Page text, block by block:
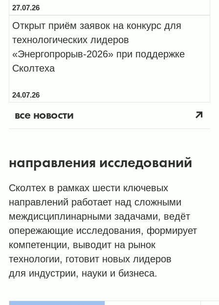
27.07.26
Открыт приём заявок на конкурс для
технологических лидеров
«Энергопрорыв-2026» при поддержке
Сколтеха
24.07.26
все новости
направления исследований
Сколтех в рамках шести ключевых
направлений работает над сложными
междисциплинарными задачами, ведёт
опережающие исследования, формирует
компетенции, выводит на рынок
технологии, готовит новых лидеров
для индустрии, науки и бизнеса.